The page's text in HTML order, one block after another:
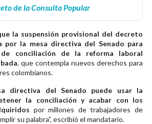
de la Consulta Popular
la suspensión provisional del decreto
por la mesa directiva del Senado para
conciliación de la reforma laboral
, que contempla nuevos derechos para
colombianos.
directiva del Senado puede usar la
la conciliación y acabar con los
por millones de trabajadores de
su palabra”, escribió el mandatario.